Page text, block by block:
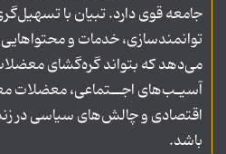
جامعه قوی دارد. تبیان با
توانمندسازی، خدمات و محتواهایی
می‌دهد که بتواند گره‌گشای
آسیـب‌های اجــتماعی، معضلات
اقتصادی و چالش‌های سیاسی در
باشد.